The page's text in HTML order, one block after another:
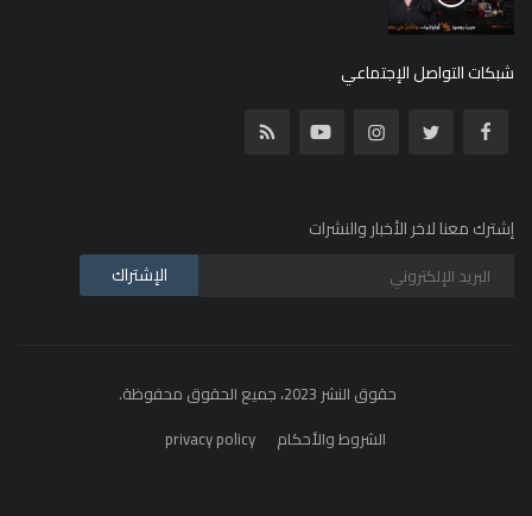
شبكات التواصل الإجتماعي
إشترك معنا لاخر الأخبار والنشرات
الإشتراك
حقوق النشر 2023، جميع الحقوق محفوظة.
الشروط والأحكام
privacy policy